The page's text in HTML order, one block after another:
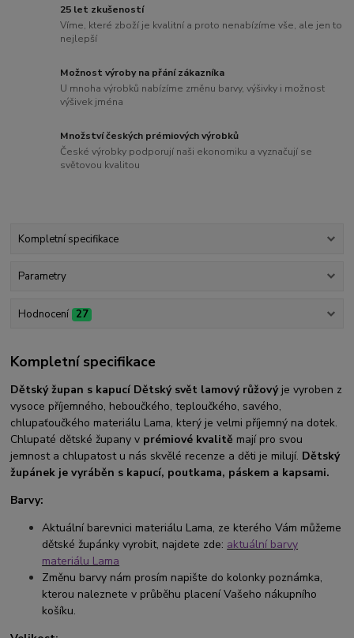
25 let zkušeností
Víme, které zboží je kvalitní a proto nenabízíme vše, ale jen to
nejlepší
Možnost výroby na přání zákazníka
U mnoha výrobků nabízíme změnu barvy, výšivky i možnost
výšivek jména
Množství českých prémiových výrobků
České výrobky podporují naši ekonomiku a vyznačují se
světovou kvalitou
Kompletní specifikace
Parametry
Hodnocení 27
Kompletní specifikace
Dětský župan s kapucí Dětský svět lamový růžový je vyroben z
vysoce příjemného, heboučkého, teploučkého, savého,
chlupaťoučkého materiálu Lama, který je velmi příjemný na dotek.
Chlupaté dětské župany v prémiové kvalitě mají pro svou
jemnost a chlupatost u nás skvělé recenze a děti je milují. Dětský
župánek je vyráběn s kapucí, poutkama, páskem a kapsami.
Barvy:
Aktuální barevnici materiálu Lama, ze kterého Vám můžeme
dětské župánky vyrobit, najdete zde: aktuální barvy
materiálu Lama
Změnu barvy nám prosím napište do kolonky poznámka,
kterou naleznete v průběhu placení Vašeho nákupního
košíku.